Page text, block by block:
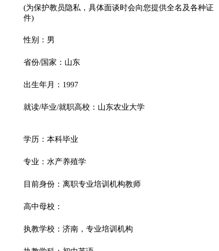
(为保护教员隐私，具体面谈时会向您提供全名及各种证
件)
性别：男
省份/国家：山东
出生年月：1997
就读/毕业/就职高校：山东农业大学
学历：本科毕业
专业：水产养殖学
目前身份：离职专业培训机构教师
高中母校：
执教学校：济南，专业培训机构